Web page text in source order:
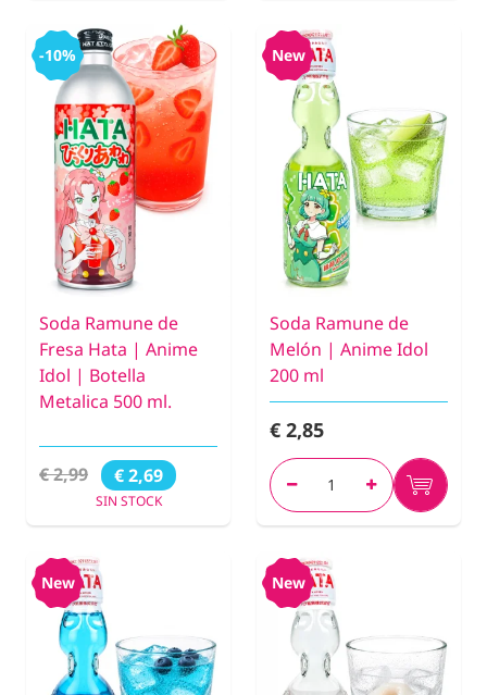
-10%
Soda Ramune de
Fresa Hata | Anime
Idol | Botella
Metalica 500 ml.
€ 2,99 € 2,69
SIN STOCK
New
Soda Ramune de
Melón | Anime Idol
200 ml
€ 2,85
New New